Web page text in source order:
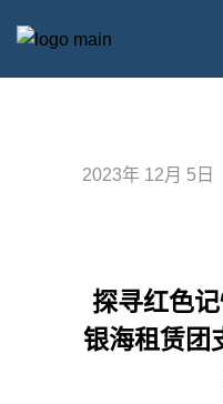
2023年 12月 5日
探寻红色
银海租赁团